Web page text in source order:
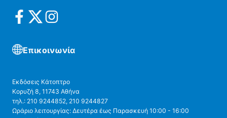
Επικοινωνία
Εκδόσεις Κάτοπτρο
Κορυζή 8, 11743 Αθήνα
τηλ.: 210 9244852, 210 9244827
Ωράριο λειτουργίας: Δευτέρα έως Παρασκευή 10:00 - 16:00